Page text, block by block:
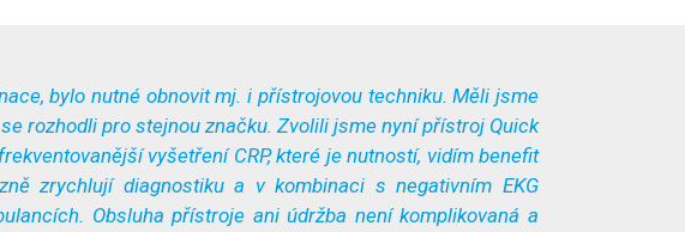
bylo nutné obnovit mj. i přístrojovou techniku. Měli jsme
rozhodli pro stejnou značku. Zvolili jsme nyní přístroj Quick
vyšetření CRP, které je nutností, vidím benefit
zrychlují diagnostiku a v kombinaci s negativním EKG
Obsluha přístroje ani údržba není komplikovaná a